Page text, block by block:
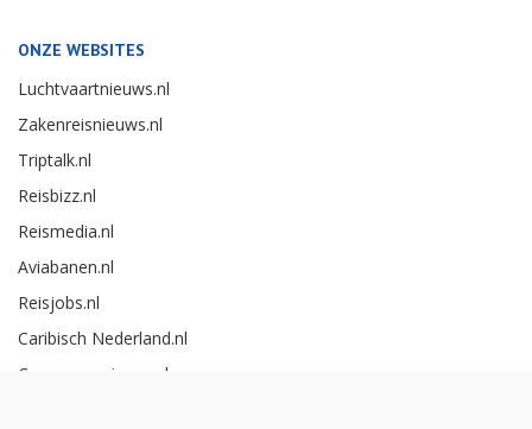
ONZE WEBSITES
Luchtvaartnieuws.nl
Zakenreisnieuws.nl
Triptalk.nl
Reisbizz.nl
Reismedia.nl
Aviabanen.nl
Reisjobs.nl
Caribisch Nederland.nl
Careerexperience.nl